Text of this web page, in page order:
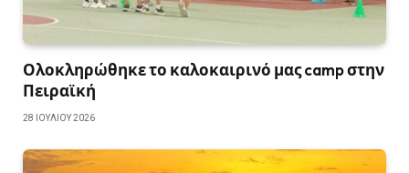
Ολοκληρώθηκε το καλοκαιρινό μας camp στην
Πειραϊκή
28 ΙΟΥΛΊΟΥ 2026